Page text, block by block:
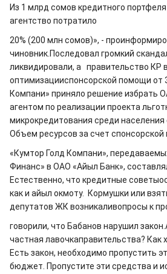
Из 1 млрд сомов кредитного
агентство потратило
20% (200 млн сомов)», -
чиновник.Последовал громкий
ликвидировали, а правительство КР
оптимизацииспонсорской помощи от
Компани» приняло решение избрать
агентом по реализации проекта
микрокредитования среди населения
Объем ресурсов за счет
«Кумтор Голд Компани»,
Финанс» в ОАО «Айыл Банк»,
Естественно, что кредитные
как и айыл окмоту. Кормушки или
депутатов ЖК возникаливопросы к
говорили, что Бабанов нарушил
частная лавочкаправительства? Как
Есть закон, необходимо пропустить
бюджет. Пропустите эти средства и